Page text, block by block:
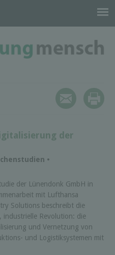
der
•
der Lünendonk GmbH in
mit Lufthansa
Solutions beschreibt die
industrielle Revolution: die
und Vernetzung von
und Logistiksystemen mit